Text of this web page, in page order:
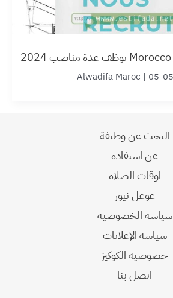
|
Alwadifa Maroc
البحث عن وظيفة
عن استفادة
اوقات الصلاة
غوغل نيوز
سياسة الخصوصية
سياسة الإعلانات
خصوصية الكوكيز
اتصل بنا